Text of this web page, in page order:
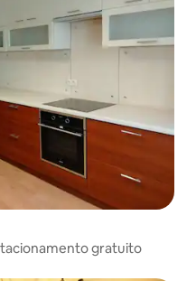
gratuito